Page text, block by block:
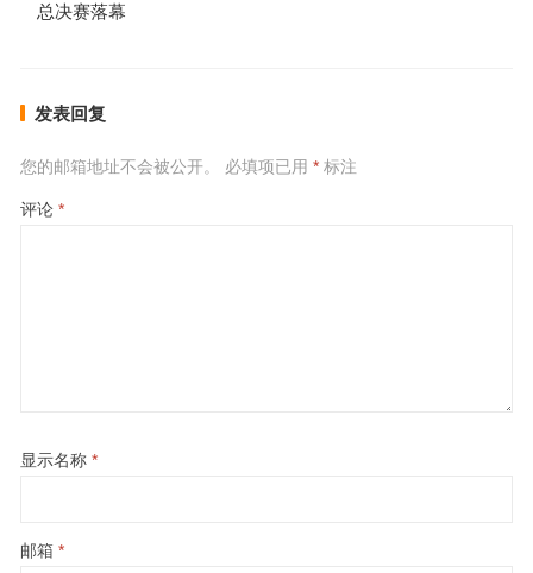
总决赛落幕
发表回复
您的邮箱地址不会被公开。 必填项已用 *标注
评论 *
显示名称 *
邮箱 *